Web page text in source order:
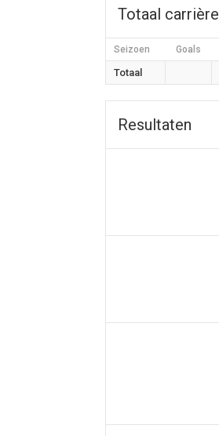
Totaal carrière
Seizoen Goals
Totaal
Resultaten